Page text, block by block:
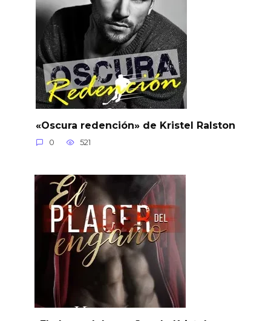
«Oscura redención» de Kristel Ralston
0 521